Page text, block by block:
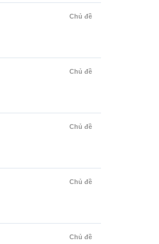
Chủ đề
Chủ đề
Chủ đề
Chủ đề
Chủ đề